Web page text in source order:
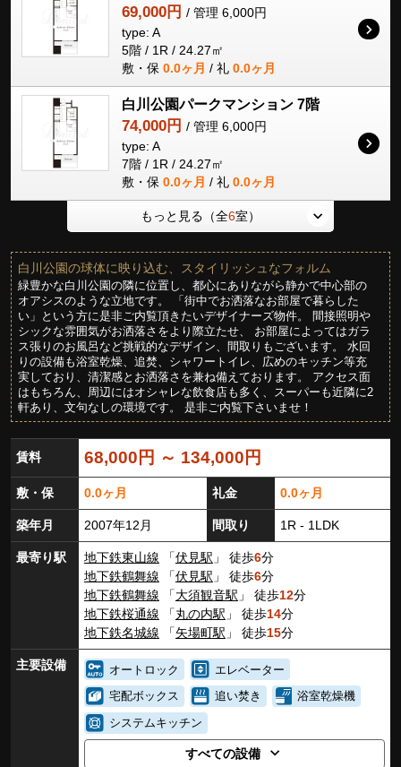
69,000円 / 管理 6,000円
type: A
5階 / 1R / 24.27㎡
敷・保 0.0ヶ月 / 礼 0.0ヶ月
白川公園パークマンション 7階
74,000円 / 管理 6,000円
type: A
7階 / 1R / 24.27㎡
敷・保 0.0ヶ月 / 礼 0.0ヶ月
もっと見る（全6室）
白川公園の球体に映り込む、スタイリッシュなフォルム
緑豊かな白川公園の隣に位置し、都心にありながら静かで中心部の
オアシスのような立地です。 「街中でお洒落なお部屋で暮らした
い」という方に是非ご内覧頂きたいデザイナーズ物件。 間接照明や
シックな雰囲気がお洒落さをより際立たせ、 お部屋によってはガラ
ス張りのお風呂など挑戦的なデザイン、間取りもございます。 水回
りの設備も浴室乾燥、追焚、シャワートイレ、広めのキッチン等充
実しており、清潔感とお洒落さを兼ね備えております。 アクセス面
はもちろん、周辺にはオシャレな飲食店も多く、スーパーも近隣に2
軒あり、文句なしの環境です。 是非ご内覧下さいませ！
賃料 68,000円 ～ 134,000円
敷・保 0.0ヶ月 礼金 0.0ヶ月
築年月 2007年12月 間取り 1R - 1LDK
最寄り駅 地下鉄東山線 「伏見駅 」 徒歩6分
地下鉄鶴舞線 「伏見駅 」 徒歩6分
地下鉄鶴舞線 「大須観音駅 」 徒歩12分
地下鉄桜通線 「丸の内駅 」 徒歩14分
地下鉄名城線 「矢場町駅 」 徒歩15分
主要設備 オートロック
エレベーター
宅配ボックス
追い焚き
浴室乾燥機
システムキッチン
すべての設備